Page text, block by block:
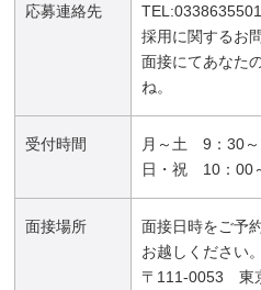
応募連絡先
TEL:0338635501
採用に関するお
面接にてあなた
ね。
受付時間
月～土 9：30
日・祝 10：00
面接場所
面接日時をご予
お越しください。
〒111-0053 東